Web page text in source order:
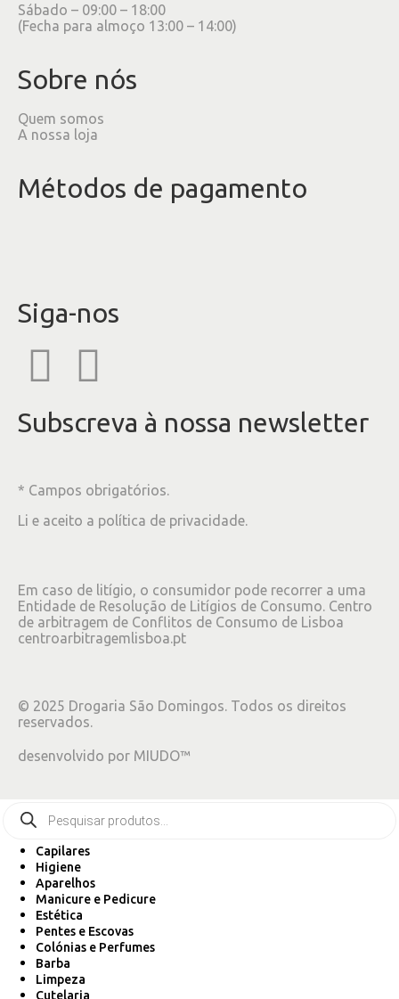
Sábado – 09:00 – 18:00
(Fecha para almoço 13:00 – 14:00)
Sobre nós
Quem somos
A nossa loja
Métodos de pagamento
Siga-nos
Subscreva à nossa newsletter
* Campos obrigatórios.
Li e aceito a política de privacidade.
Em caso de litígio, o consumidor pode recorrer a uma
Entidade de Resolução de Litígios de Consumo. Centro
de arbitragem de Conflitos de Consumo de Lisboa
centroarbitragemlisboa.pt
© 2025 Drogaria São Domingos. Todos os direitos
reservados.
desenvolvido por MIUDO™
Capilares
Higiene
Aparelhos
Manicure e Pedicure
Estética
Pentes e Escovas
Colónias e Perfumes
Barba
Limpeza
Cutelaria